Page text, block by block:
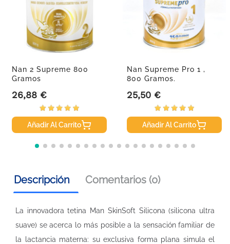
Nan 2 Supreme 800
Gramos
Precio
26,88 €
Añadir Al Carrito
Nan Supreme Pro 1 ,
800 Gramos.
Precio
25,50 €
Añadir Al Carrito
Descripción Comentarios (0)
La innovadora tetina Man SkinSoft Silicona (silicona ultra
suave) se acerca lo más posible a la sensación familiar de
la lactancia materna: su exclusiva forma plana simula el